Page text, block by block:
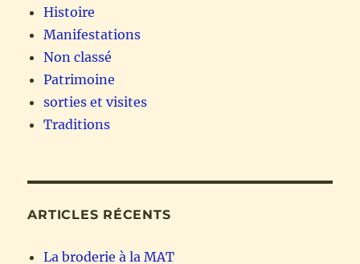
Histoire
Manifestations
Non classé
Patrimoine
sorties et visites
Traditions
ARTICLES RÉCENTS
La broderie à la MAT